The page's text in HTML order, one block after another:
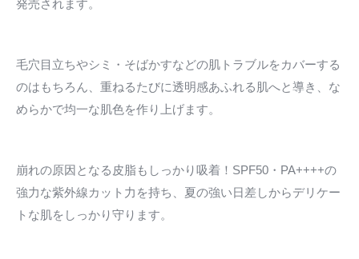
発売されます。
毛穴目立ちやシミ・そばかすなどの肌トラブルをカバーする
のはもちろん、重ねるたびに透明感あふれる肌へと導き、な
めらかで均一な肌色を作り上げます。
崩れの原因となる皮脂もしっかり吸着！SPF50・PA++++の
強力な紫外線カット力を持ち、夏の強い日差しからデリケー
トな肌をしっかり守ります。